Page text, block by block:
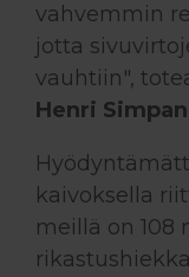
vahvemmin
jotta
vauhtiin",
Henri
kaivoksella
meillä on 108